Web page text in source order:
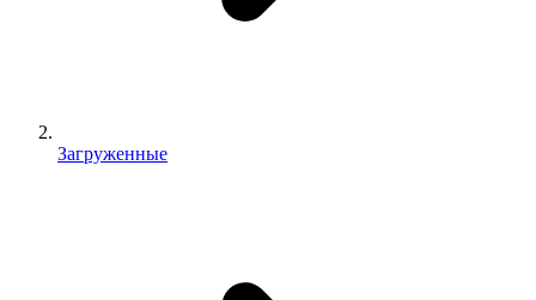
Загруженные